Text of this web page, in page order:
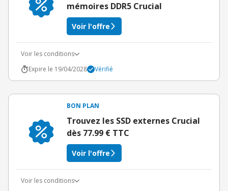
mémoires DDR5 Crucial
Voir l'offre
Voir les conditions
Expire le 19/04/2028
Vérifié
BON PLAN
Trouvez les SSD externes Crucial
dès 77.99 € TTC
Voir l'offre
Voir les conditions